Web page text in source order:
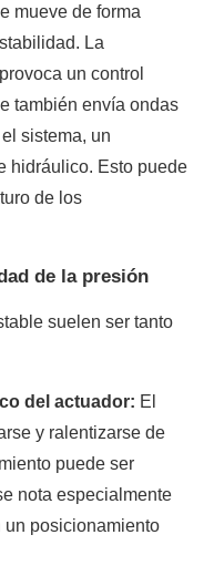
mueve de forma
La
un control
también envía ondas
sistema, un
hidráulico. Esto puede
de los
de la presión
suelen ser tanto
del actuador: El
y ralentizarse de
puede ser
nota especialmente
posicionamiento